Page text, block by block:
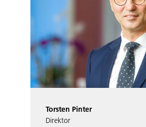
Torsten Pinter
Direktor